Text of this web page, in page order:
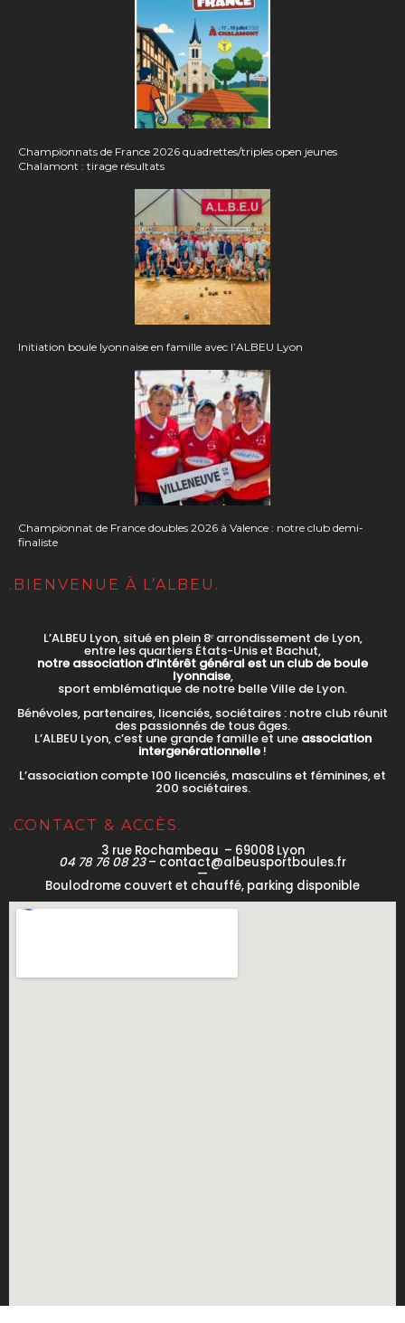
Championnats de France 2026 quadrettes/triples open jeunes
Chalamont : tirage résultats
Initiation boule lyonnaise en famille avec l’ALBEU Lyon
Championnat de France doubles 2026 à Valence : notre club demi-
finaliste
.BIENVENUE À L’ALBEU.
L’ALBEU Lyon, situé en plein 8ᵉ arrondissement de Lyon,
entre les quartiers États-Unis et Bachut,
notre association d’intérêt général est un club de boule
lyonnaise,
sport emblématique de notre belle Ville de Lyon.
Bénévoles, partenaires, licenciés, sociétaires : notre club réunit
des passionnés de tous âges.
L’ALBEU Lyon, c’est une grande famille et une association
intergenérationnelle !
L’association compte 100 licenciés, masculins et féminines, et
200 sociétaires.
.CONTACT & ACCÈS.
3 rue Rochambeau – 69008 Lyon
04 78 76 08 23– contact@albeusportboules.fr
—
Boulodrome couvert et chauffé, parking disponible